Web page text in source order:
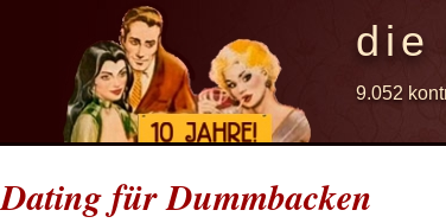
die
9.052
Dating für Dummbacken